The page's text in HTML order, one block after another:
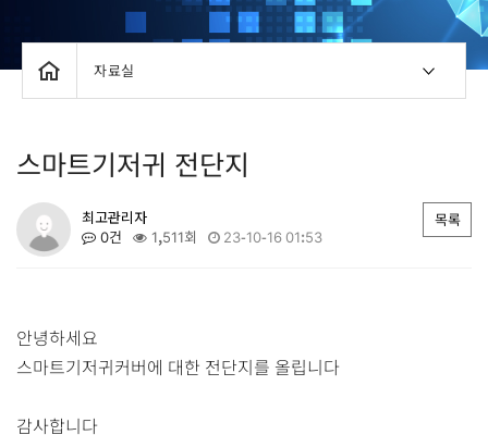
자료실
스마트기저귀 전단지
최고관리자
0건 1,511회 23-10-16 01:53
목록
안녕하세요
스마트기저귀커버에 대한 전단지를 올립니다
감사합니다